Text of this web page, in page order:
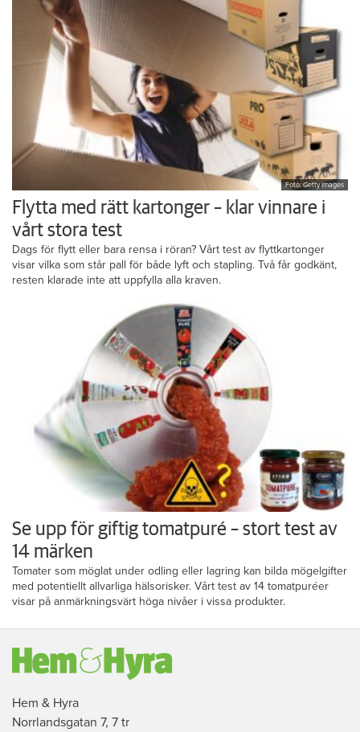
Foto: Getty Images
Flytta med rätt kartonger – klar vinnare i
vårt stora test
Dags för flytt eller bara rensa i röran? Vårt test av flyttkartonger
visar vilka som står pall för både lyft och stapling. Två får godkänt,
resten klarade inte att uppfylla alla kraven.
Se upp för giftig tomatpuré – stort test av
14 märken
Tomater som möglat under odling eller lagring kan bilda mögelgifter
med potentiellt allvarliga hälsorisker. Vårt test av 14 tomatpuréer
visar på anmärkningsvärt höga nivåer i vissa produkter.
Hem & Hyra
Norrlandsgatan 7, 7 tr